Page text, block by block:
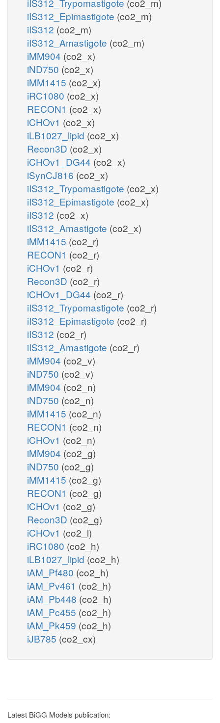
iIS312_Epimastigote (co2_m)
iIS312 (co2_m)
iIS312_Amastigote (co2_m)
iMM904 (co2_x)
iND750 (co2_x)
iMM1415 (co2_x)
iRC1080 (co2_x)
RECON1 (co2_x)
iCHOv1 (co2_x)
iLB1027_lipid (co2_x)
Recon3D (co2_x)
iCHOv1_DG44 (co2_x)
iSynCJ816 (co2_x)
iIS312_Trypomastigote (co2_x)
iIS312_Epimastigote (co2_x)
iIS312 (co2_x)
iIS312_Amastigote (co2_x)
iMM1415 (co2_r)
RECON1 (co2_r)
iCHOv1 (co2_r)
Recon3D (co2_r)
iCHOv1_DG44 (co2_r)
iIS312_Trypomastigote (co2_r)
iIS312_Epimastigote (co2_r)
iIS312 (co2_r)
iIS312_Amastigote (co2_r)
iMM904 (co2_v)
iND750 (co2_v)
iMM904 (co2_n)
iND750 (co2_n)
iMM1415 (co2_n)
RECON1 (co2_n)
iCHOv1 (co2_n)
iMM904 (co2_g)
iND750 (co2_g)
iMM1415 (co2_g)
RECON1 (co2_g)
iCHOv1 (co2_g)
Recon3D (co2_g)
iCHOv1 (co2_l)
iRC1080 (co2_h)
iLB1027_lipid (co2_h)
iAM_Pf480 (co2_h)
iAM_Pv461 (co2_h)
iAM_Pb448 (co2_h)
iAM_Pc455 (co2_h)
iAM_Pk459 (co2_h)
iJB785 (co2_cx)
Latest BiGG Models publication: